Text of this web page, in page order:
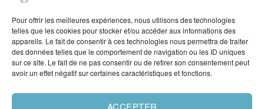
Pour offrir les meilleures expériences, nous utilisons des technologies
telles que les cookies pour stocker et/ou accéder aux informations des
appareils. Le fait de consentir à ces technologies nous permettra de traiter
des données telles que le comportement de navigation ou les ID uniques
sur ce site. Le fait de ne pas consentir ou de retirer son consentement peut
avoir un effet négatif sur certaines caractéristiques et fonctions.
ACCEPTER
79 Rue du Pas-Saint-Georges 33000 Bordeaux
05 56 81 69 14
HORAIRES
Lundi : 14h30 – 19h30 Mardi – Samedi : 10h30 –
19h30Sans interruption